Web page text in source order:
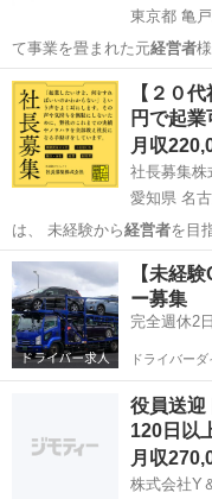
東京都 亀
て事業を畳まれた元経営者
者様や個人事業者、一…
東京 江東区 亀戸水
【２０
円で起業
月収
社長募集株
愛知県 名
は、 未経験から経営者
りたい ・い…
愛知 名古屋市 その他
【未経
ー募集
完全週休2
ドライバーダ
役員送
120日以
月収
株式会社Y